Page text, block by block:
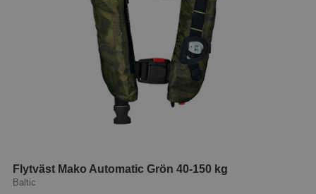
Flytväst Mako Automatic Grön 40-150 kg
Baltic